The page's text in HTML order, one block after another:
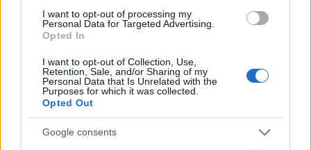
I want to opt-out of processing my
Personal Data for Targeted Advertising.
Opted In
I want to opt-out of Collection, Use,
Retention, Sale, and/or Sharing of my
Personal Data that Is Unrelated with the
Purposes for which it was collected.
Opted Out
Google consents
dalla reazione alla prevenzione.
AUTORE
Roberto Capelli
Roberto Capelli di Milano annotò i dati di una
mensa aziendale durante un’indagine sul
pasto lavorativo; quella visione